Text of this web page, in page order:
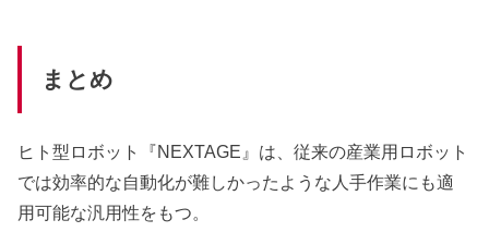
まとめ
ヒト型ロボット『NEXTAGE』は、従来の産業用ロボット
では効率的な自動化が難しかったような人手作業にも適
用可能な汎用性をもつ。